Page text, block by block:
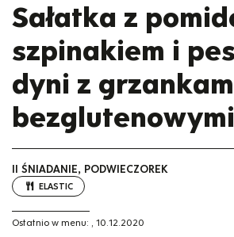
Sałatka z
szpinakiem i
dyni z
bezglutenowymi
II ŚNIADANIE, PODWIECZOREK
ELASTIC
Ostatnio w menu: , 10.12.2020